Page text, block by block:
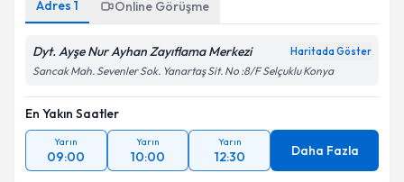
Adres 1 Online Görüşme
Dyt. Ayşe Nur Ayhan Zayıflama Merkezi Haritada Göster
Sancak Mah. Sevenler Sok. Yanartaş Sit. No :8/F Selçuklu Konya
En Yakın Saatler
Yarın
09:00
Yarın
10:00
Yarın
12:30 Daha Fazla